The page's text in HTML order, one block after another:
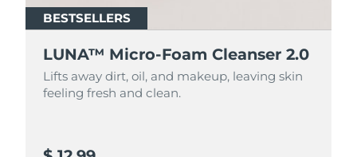
BESTSELLERS
LUNA™ Micro-Foam Cleanser 2.0
Lifts away dirt, oil, and makeup, leaving skin
feeling fresh and clean.
BESTSELLERS
LUNA™ Micro-Foam Cleanser 2.0
Lifts away dirt, oil, and makeup, leaving skin
feeling fresh and clean.